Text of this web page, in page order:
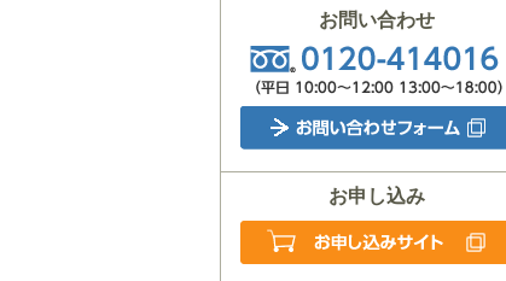
お問い合わせ
お申し込み